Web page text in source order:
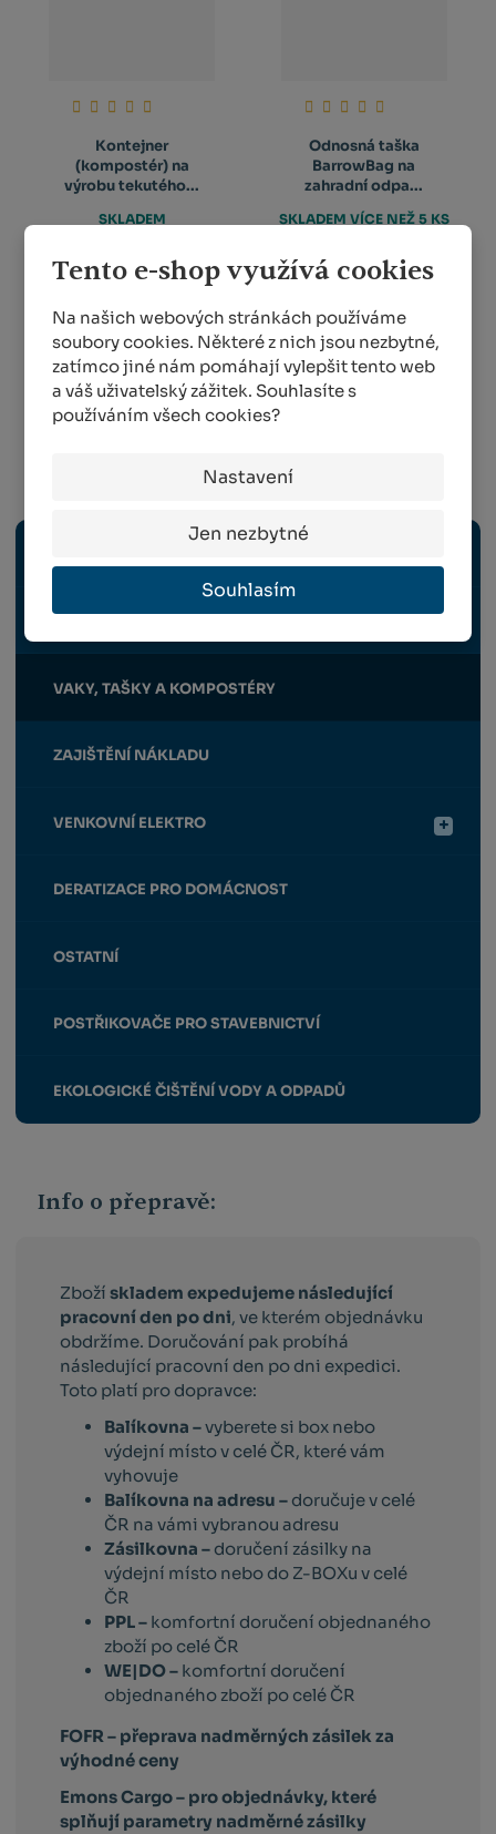
Tento e-shop využívá cookies
Na našich webových stránkách používáme
soubory cookies. Některé z nich jsou nezbytné,
zatímco jiné nám pomáhají vylepšit tento web
a váš uživatelský zážitek. Souhlasíte s
používáním všech cookies?
Nastavení
Jen nezbytné
Souhlasím
Kontejner
(kompostér) na
výrobu tekutého...
od443,00 Kč
DETAIL
SKLADEM
Odnosná taška
BarrowBag na
zahradní odpa...
229,00 Kč
KOUPIT
SKLADEM VÍCE NEŽ 5 KS
VAKY, TAŠKY A KOMPOSTÉRY
ZAJIŠTĚNÍ NÁKLADU
VENKOVNÍ ELEKTRO
DERATIZACE PRO DOMÁCNOST
OSTATNÍ
POSTŘIKOVAČE PRO STAVEBNICTVÍ
EKOLOGICKÉ ČIŠTĚNÍ VODY A ODPADŮ
Info o přepravě:
Zbožískladem expedujeme následující
pracovní den po dni, ve kterém objednávku
obdržíme. Doručování pak probíhá
následující pracovní den po dni expedici.
Toto platí pro dopravce:
Balíkovna –vyberete si box nebo
výdejní místo v celé ČR, které vám
vyhovuje
Balíkovna na adresu – doručuje v celé
ČR na vámi vybranou adresu
Zásilkovna – doručení zásilky na
výdejní místo nebo do Z-BOXu v celé
ČR
PPL – komfortní doručení objednaného
zboží po celé ČR
WE|DO – komfortní doručení
objednaného zboží po celé ČR
FOFR – přeprava nadměrných zásilek za
výhodné ceny
Emons Cargo – pro objednávky, které
splňují parametry nadměrné zásilky